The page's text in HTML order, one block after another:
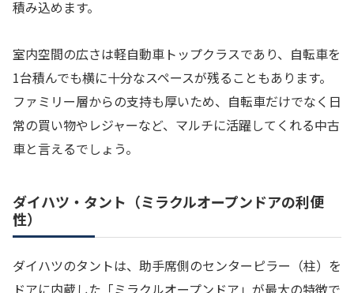
積み込めます。
室内空間の広さは軽自動車トップクラスであり、自転車を
1台積んでも横に十分なスペースが残ることもあります。
ファミリー層からの支持も厚いため、自転車だけでなく日
常の買い物やレジャーなど、マルチに活躍してくれる中古
車と言えるでしょう。
ダイハツ・タント（ミラクルオープンドアの利便
性）
ダイハツのタントは、助手席側のセンターピラー（柱）を
ドアに内蔵した「ミラクルオープンドア」が最大の特徴で